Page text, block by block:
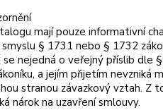
mají pouze informativní
§ 1731 nebo § 1732
se nejedná o veřejný příslib dle
a jejím přijetím nevzniká
stranou závazkový vztah. Z
nárok na uzavření smlouvy.